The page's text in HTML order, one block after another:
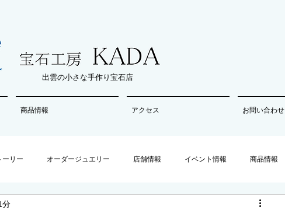
出雲の小さな手作り宝石店
商品情報 アクセス お問い合わせ
ーリー オーダージュエリー 店舗情報 イベント情報 商品情報
分